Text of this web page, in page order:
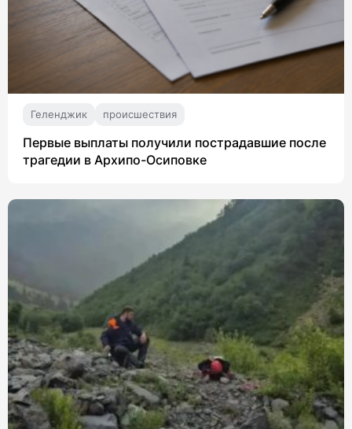
Геленджик происшествия
Первые выплаты получили пострадавшие после
трагедии в Архипо-Осиповке